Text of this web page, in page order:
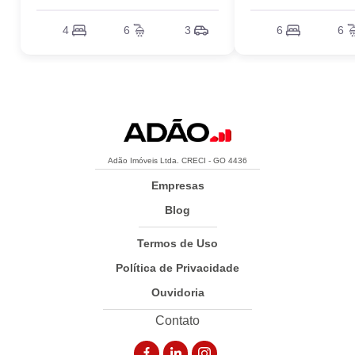
4 6 3 6 6
Adão Imóveis Ltda. CRECI - GO 4436
Empresas
Blog
Termos de Uso
Política de Privacidade
Ouvidoria
Contato